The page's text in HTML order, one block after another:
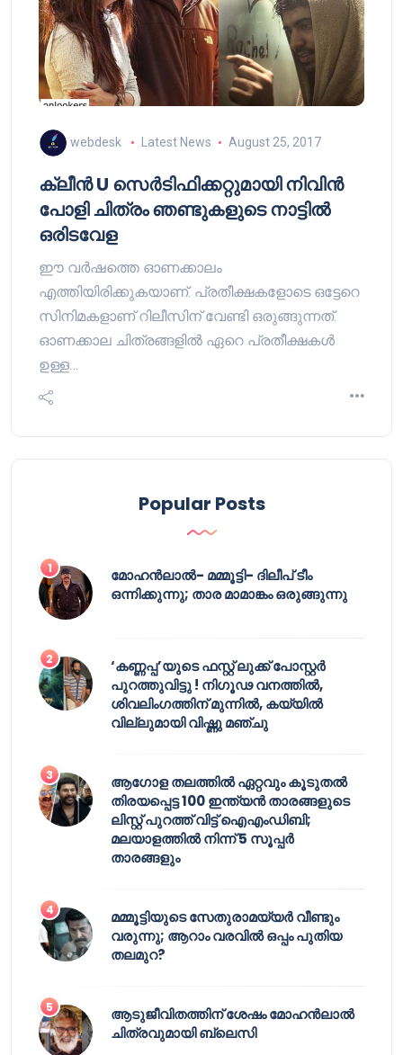
webdesk Latest News August 25, 2017
ക്ലീന്‍ U സെര്‍ടിഫിക്കറ്റുമായി നിവിന്‍
പോളി ചിത്രം ഞണ്ടുകളുടെ നാട്ടില്‍
ഒരിടവേള
ഈ വര്‍ഷത്തെ ഓണക്കാലം
എത്തിയിരിക്കുകയാണ്. പ്രതീക്ഷകളോടെ ഒട്ടേറെ
സിനിമകളാണ് റിലീസിന് വേണ്ടി ഒരുങ്ങുന്നത്.
ഓണക്കാല ചിത്രങ്ങളില്‍ ഏറെ പ്രതീക്ഷകള്‍
ഉള്ള…
Popular Posts
മോഹൻലാൽ- മമ്മൂട്ടി- ദിലീപ് ടീം
ഒന്നിക്കുന്നു; താര മാമാങ്കം ഒരുങ്ങുന്നു
‘കണ്ണപ്പ’യുടെ ഫസ്റ്റ് ലുക്ക് പോസ്റ്റർ
പുറത്തുവിട്ടു ! നിഗൂഢ വനത്തിൽ,
ശിവലിംഗത്തിന് മുന്നിൽ, കയ്യിൽ
വില്ലുമായി വിഷ്ണു മഞ്ചു
ആഗോള തലത്തിൽ ഏറ്റവും കൂടുതൽ
തിരയപ്പെട്ട 100 ഇന്ത്യൻ താരങ്ങളുടെ
ലിസ്റ്റ് പുറത്ത് വിട്ട് ഐഎംഡിബി;
മലയാളത്തിൽ നിന്ന് 5 സൂപ്പർ
താരങ്ങളും
മമ്മൂട്ടിയുടെ സേതുരാമയ്യർ വീണ്ടും
വരുന്നു; ആറാം വരവിൽ ഒപ്പം പുതിയ
തലമുറ?
ആടുജീവിതത്തിന് ശേഷം മോഹൻലാൽ
ചിത്രവുമായി ബ്ലെസി